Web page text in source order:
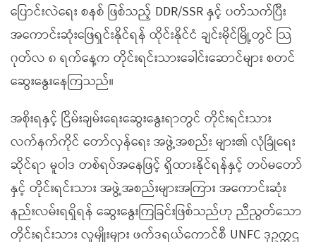
ပြောင်းလဲရေး စနစ် ဖြစ်သည့် DDR/SSR နှင့် ပတ်သက်ပြီး
အကောင်းဆုံးဖြေရှင်းနိုင်ရန် ထိုင်းနိုင်ငံ ချင်းမိုင်မြို့တွင် သြ
ဂုတ်လ ၈ ရက်နေ့က တိုင်းရင်းသားခေါင်းဆောင်များ စတင်
ဆွေးနွေးနေကြသည်။
အစိုးရနှင့် ငြိမ်းချမ်းရေးဆွေးနွေးရာတွင် တိုင်းရင်းသား
လက်နက်ကိုင် တော်လှန်ရေး အဖွဲ့အစည်း များ၏ လုံခြုံရေး
ဆိုင်ရာ မူဝါဒ တစ်ရပ်အနေဖြင့် ရှိထားနိုင်ရန်နှင့် တပ်မတော်
နှင့် တိုင်းရင်းသား အဖွဲ့အစည်းများအကြား အကောင်းဆုံး
နည်းလမ်းရရှိရန် ဆွေးနွေးကြခြင်းဖြစ်သည်ဟု ညီညွတ်သော
တိုင်းရင်းသား လူမျိုးများ ဖက်ဒရယ်ကောင်စီ UNFC ဒုဥက္ကဌ